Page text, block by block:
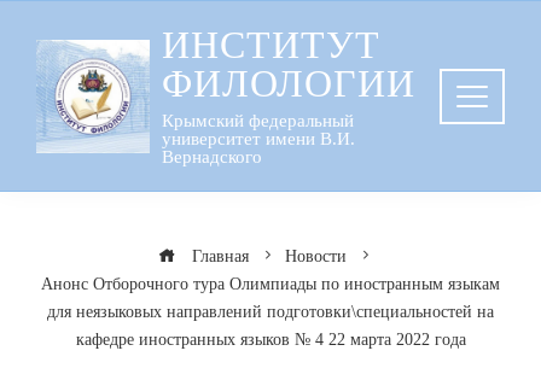
содержанию
ИНСТИТУТ
ФИЛОЛОГИИ
Крымский федеральный
университет имени В.И.
Вернадского
Главная
Новости
Анонс Отборочного тура Олимпиады по иностранным языкам
для неязыковых направлений подготовки\специальностей на
кафедре иностранных языков № 4 22 марта 2022 года